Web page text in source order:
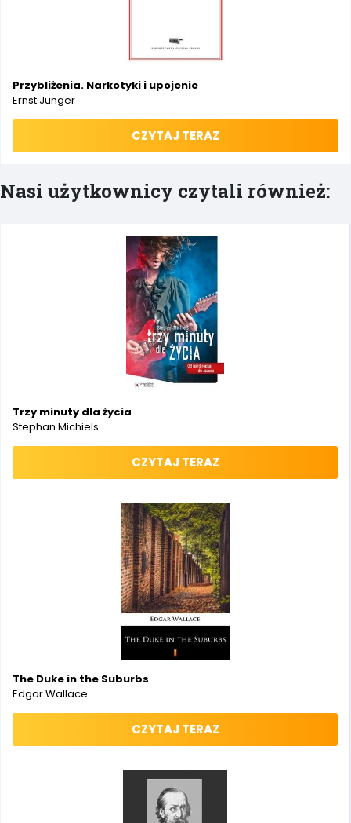
Przybliżenia. Narkotyki i upojenie
Ernst Jünger
CZYTAJ TERAZ
Nasi użytkownicy czytali również:
Trzy minuty dla życia
Stephan Michiels
CZYTAJ TERAZ
The Duke in the Suburbs
Edgar Wallace
CZYTAJ TERAZ